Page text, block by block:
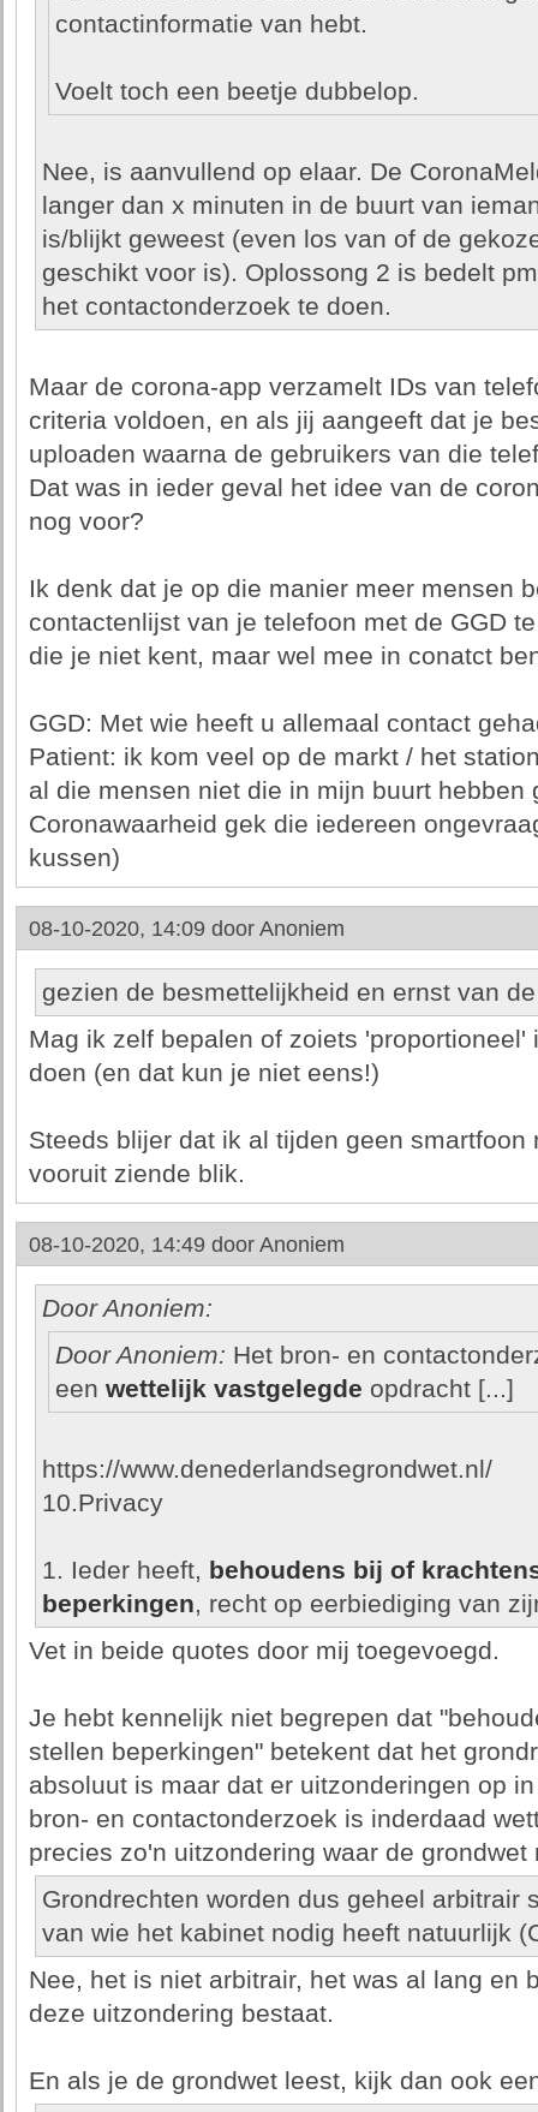
contactinformatie van hebt.
Voelt toch een beetje dubbelop.
Nee, is aanvullend op elaar. De
langer dan x minuten in de buurt van
is/blijkt geweest (even los van of de
geschikt voor is). Oplossong 2 is bedelt
het contactonderzoek te doen.
Maar de corona-app verzamelt IDs van
criteria voldoen, en als jij aangeeft dat je
uploaden waarna de gebruikers van die
Dat was in ieder geval het idee van de
nog voor?
Ik denk dat je op die manier meer mensen
contactenlijst van je telefoon met de GGD
die je niet kent, maar wel mee in conatct
GGD: Met wie heeft u allemaal contact
Patient: ik kom veel op de markt / het
al die mensen niet die in mijn buurt hebben
Coronawaarheid gek die iedereen
kussen)
08-10-2020, 14:09 door Anoniem
gezien de besmettelijkheid en ernst van
Mag ik zelf bepalen of zoiets
doen (en dat kun je niet eens!)
Steeds blijer dat ik al tijden geen smartfoon
vooruit ziende blik.
08-10-2020, 14:49 door Anoniem
Door Anoniem:
Door Anoniem: Het bron- en
een wettelijk vastgelegde opdracht [...]
https://www.denederlandsegrondwet.nl/
10.Privacy
1. Ieder heeft, behoudens bij of
beperkingen, recht op eerbiediging van
Vet in beide quotes door mij toegevoegd.
Je hebt kennelijk niet begrepen dat
stellen beperkingen" betekent dat het
absoluut is maar dat er uitzonderingen op
bron- en contactonderzoek is inderdaad
precies zo'n uitzondering waar de grondwet
Grondrechten worden dus geheel arbitrair
van wie het kabinet nodig heeft natuurlijk
Nee, het is niet arbitrair, het was al lang en
deze uitzondering bestaat.
En als je de grondwet leest, kijk dan ook